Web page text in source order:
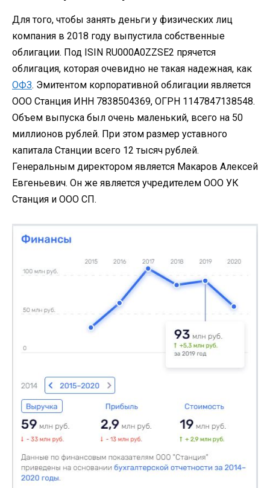
Для того, чтобы занять деньги у физических лиц
компания в 2018 году выпустила собственные
облигации. Под ISIN RU000A0ZZSE2 прячется
облигация, которая очевидно не такая надежная, как
ОФЗ. Эмитентом корпоративной облигации является
ООО Станция ИНН 7838504369, ОГРН 1147847138548.
Объем выпуска был очень маленький, всего на 50
миллионов рублей. При этом размер уставного
капитала Станции всего 12 тысяч рублей.
Генеральным директором является Макаров Алексей
Евгеньевич. Он же является учредителем ООО УК
Станция и ООО СП.